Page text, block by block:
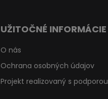
UŽITOČNÉ INFORMÁCIE
O nás
Ochrana osobných údajov
Projekt realizovaný s podporou